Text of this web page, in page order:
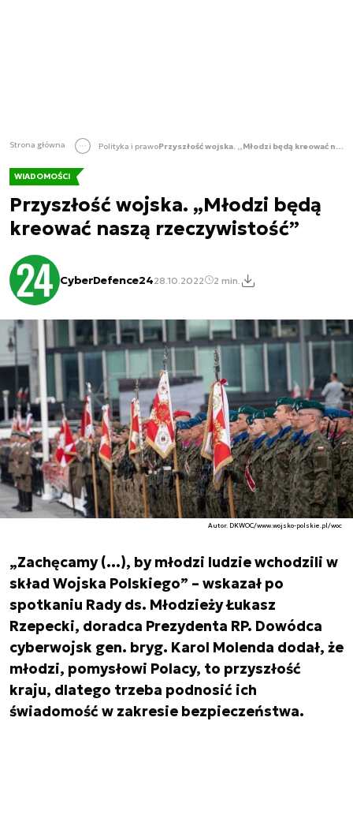
Strona główna Polityka i prawo Przyszłość wojska. „Młodzi będą kreować naszą rzeczywistość”
WIADOMOŚCI
Przyszłość wojska. „Młodzi będą
kreować naszą rzeczywistość”
CyberDefence2428.10.2022 2 min.
Autor. DKWOC/www.wojsko-polskie.pl/woc
„Zachęcamy (…), by młodzi ludzie wchodzili w
skład Wojska Polskiego” – wskazał po
spotkaniu Rady ds. Młodzieży Łukasz
Rzepecki, doradca Prezydenta RP. Dowódca
cyberwojsk gen. bryg. Karol Molenda dodał, że
młodzi, pomysłowi Polacy, to przyszłość
kraju, dlatego trzeba podnosić ich
świadomość w zakresie bezpieczeństwa.